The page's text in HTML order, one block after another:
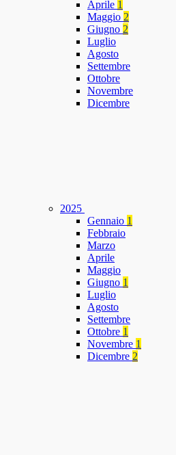
Aprile 1
Maggio 2
Giugno 2
Luglio
Agosto
Settembre
Ottobre
Novembre
Dicembre
2025
Gennaio 1
Febbraio
Marzo
Aprile
Maggio
Giugno 1
Luglio
Agosto
Settembre
Ottobre 1
Novembre 1
Dicembre 2